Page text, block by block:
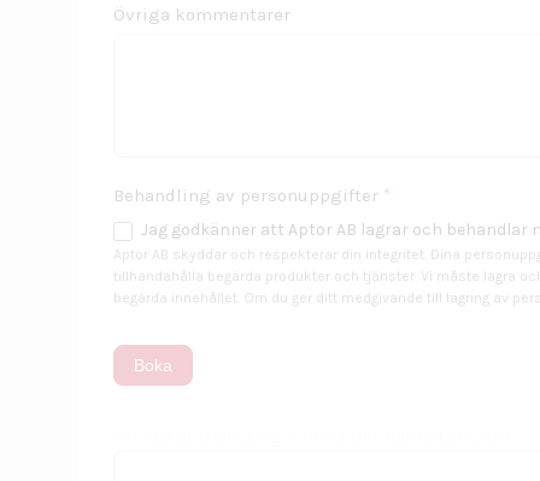
Övriga kommentarer
Behandling av personuppgifter *
Jag godkänner att Aptor AB lagrar och behandlar
Aptor AB skyddar och respekterar din integritet. Dina
tillhandahålla begärda produkter och tjänster. Vi måste lagra
begärda innehållet. Om du ger ditt medgivande till lagring av
Boka